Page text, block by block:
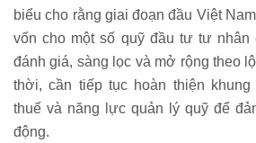
biểu cho rằng giai đoạn đầu Việt
vốn cho một số quỹ đầu tư tư
đánh giá, sàng lọc và mở rộng theo
thời, cần tiếp tục hoàn thiện
thuế và năng lực quản lý quỹ để
động.